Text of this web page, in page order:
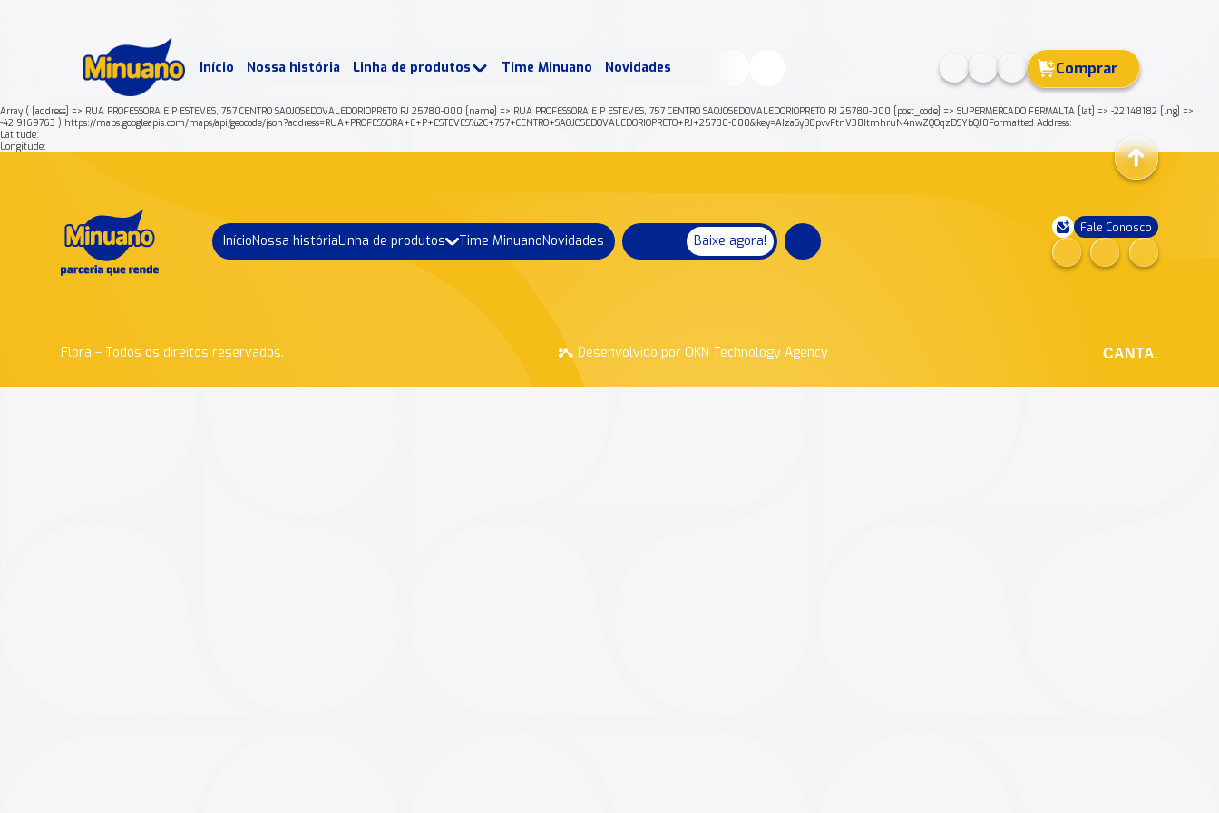
Início Nossa história Linha de produtos Time Minuano Novidades Comprar
Array ( [address] => RUA PROFESSORA E P ESTEVES, 757 CENTRO SAOJOSEDOVALEDORIOPRETO RJ 25780-000 [name] => RUA PROFESSORA E P ESTEVES, 757 CENTRO SAOJOSEDOVALEDORIOPRETO RJ 25780-000 [post_code] => SUPERMERCADO FERMALTA [lat] => -22.148182 [lng] =>
-42.9169763 ) https://maps.googleapis.com/maps/api/geocode/json?address=RUA+PROFESSORA+E+P+ESTEVES%2C+757+CENTRO+SAOJOSEDOVALEDORIOPRETO+RJ+25780-000&key=AIzaSyB8pvvFtnV38ItmhruN4nwZQOqzDSYbQJ0Formatted Address:
Latitude:
Longitude:
InícioNossa históriaLinha de produtos Time MinuanoNovidades Baixe agora!
Fale Conosco
Flora – Todos os direitos reservados. Desenvolvido por OKN Technology Agency CANTA.